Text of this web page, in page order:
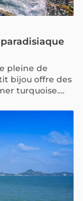
pleine de
bijou offre des
turquoise.
Pattaya, Koh
son atmosphère
de délicieux
les